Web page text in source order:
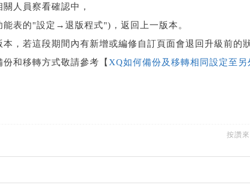
人員察看確認中，
表的"設定→退版程式")，返回上一版本。
，若這段期間內有新增或編修自訂頁面會退回升級前的狀
和移轉方式敬請參考【 XQ如何備份及移轉相同設定至另
按讚